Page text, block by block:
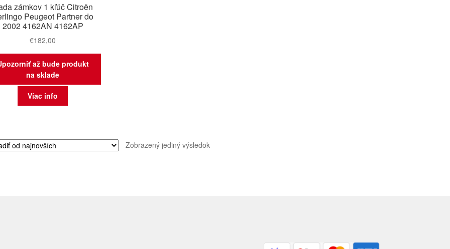
zámkov 1 kľúč Citroën
Peugeot Partner do
2002 4162AN 4162AP
€182,00
až bude produkt
na sklade
Viac info
Zobrazený jediný výsledok